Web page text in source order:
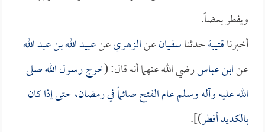
ويفطر بعضاً.
أخبرناقتيبةحدثناسفيانعنالزهريعنعبيد الله بن عبد الله
عنابن عباسرضي الله عنهما أنه قال: (خرج رسول الله صلى
الله عليه وآله وسلم عام الفتح صائماً في رمضان، حتى إذا كان
بالكديد أفطر)].